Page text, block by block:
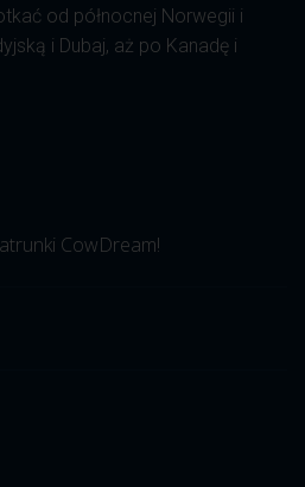
od północnej Norwegii i
i Dubaj, aż po Kanadę i
CowDream!